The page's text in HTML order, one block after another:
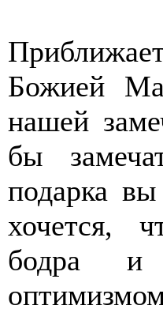
Божией
нашей
бы
подарка
хочется,
бодра и